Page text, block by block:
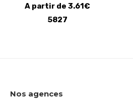
A partir de 3.61€
5827
Nos agences